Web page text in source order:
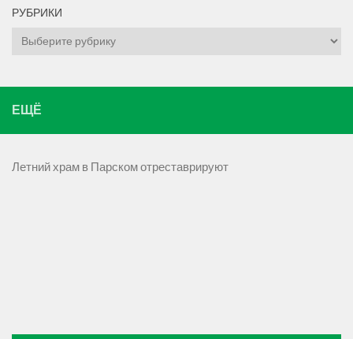
РУБРИКИ
Рубрики
ЕЩЁ
Летний храм в Парском отреставрируют